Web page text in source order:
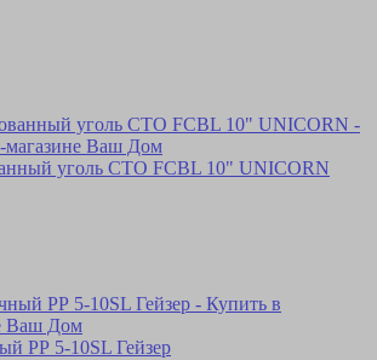
уголь СТО FCBL 10" UNICORN
РР 5-10SL Гейзер